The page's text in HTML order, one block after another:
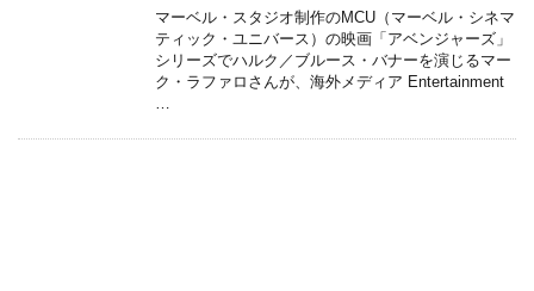
マーベル・スタジオ制作のMCU（マーベル・シネマ
ティック・ユニバース）の映画「アベンジャーズ」
シリーズでハルク／ブルース・バナーを演じるマー
ク・ラファロさんが、海外メディア Entertainment